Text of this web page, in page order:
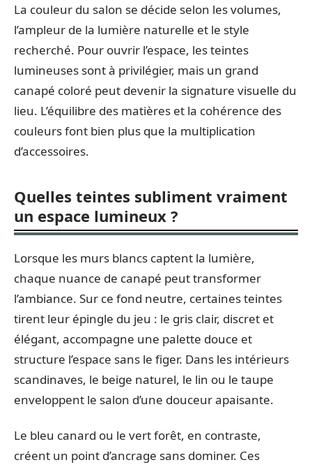
La couleur du salon se décide selon les volumes,
l’ampleur de la lumière naturelle et le style
recherché. Pour ouvrir l’espace, les teintes
lumineuses sont à privilégier, mais un grand
canapé coloré peut devenir la signature visuelle du
lieu. L’équilibre des matières et la cohérence des
couleurs font bien plus que la multiplication
d’accessoires.
Quelles teintes subliment vraiment
un espace lumineux ?
Lorsque les murs blancs captent la lumière,
chaque nuance de canapé peut transformer
l’ambiance. Sur ce fond neutre, certaines teintes
tirent leur épingle du jeu : le gris clair, discret et
élégant, accompagne une palette douce et
structure l’espace sans le figer. Dans les intérieurs
scandinaves, le beige naturel, le lin ou le taupe
enveloppent le salon d’une douceur apaisante.
Le bleu canard ou le vert forêt, en contraste,
créent un point d’ancrage sans dominer. Ces